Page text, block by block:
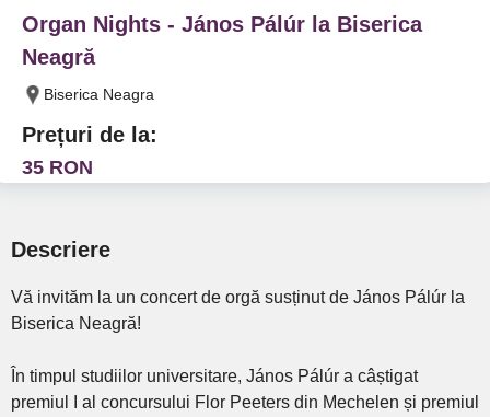
Organ Nights - János Pálúr la Biserica
Neagră
Biserica Neagra
Prețuri de la:
35 RON
Descriere
Vă invităm la un concert de orgă susținut de János Pálúr la
Biserica Neagră!
În timpul studiilor universitare, János Pálúr a câștigat
premiul I al concursului Flor Peeters din Mechelen și premiul